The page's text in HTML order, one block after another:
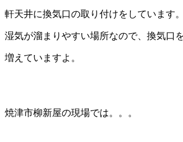
軒天井に換気口の取り付けをしています。
湿気が溜まりやすい場所なので、換気口
増えていますよ。
焼津市柳新屋の現場では。。。